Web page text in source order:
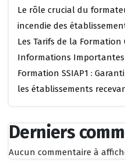
Le rôle crucial du
incendie des
Les Tarifs de la Formation
Informations
Formation SSIAP1 :
les établissements
Derniers
Aucun commentaire à